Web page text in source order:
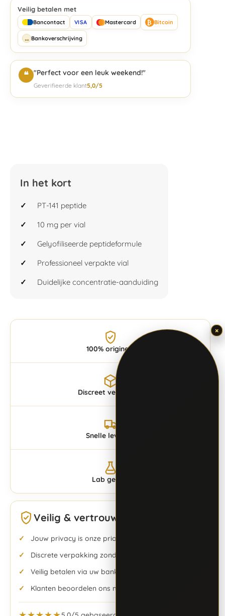
Veilig betalen met
Bancontact VISA Mastercard ₿ Bitcoin
↔Bankoverschrijving
❝ "Perfect voor een leuk weekend!"
Geverifieerde klant5,0/5
In het kort
PT-141 peptide
10 mg per vial
Gelyofiliseerde peptideformule
Professioneel verpakte vial
Duidelijke concentratie-aanduiding
100% origineel
Discreet verzonden
Snelle levering
Lab getest
Veilig & vertrouwd bestellen
Jouw privacy is onze prioriteit
Discrete verpakking zonder logo’s
Veilig betalen via uw bank app, Bancontact & meer
Klanten beoordelen ons met een 5,0/5
×
×